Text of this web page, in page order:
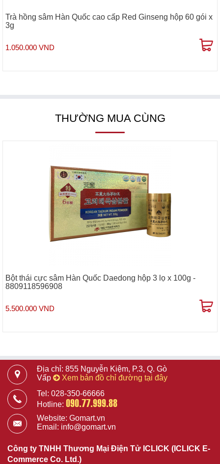
Trà hồng sâm Hàn Quốc cao cấp Red Ginseng hộp 60 gói x
3g
1.050.000 VND
THƯỜNG MUA CÙNG
Bột thái cực sâm Hàn Quốc Daedong hộp 3 lọ x 100g -
8809118596908
5.500.000 VND
Địa chỉ: 855 Nguyễn Kiệm, P.3, Q. Gò
Vấp
Xem bản đồ chỉ đường tại đây
Tel: 028-350-66666
Hotline: 090.77.999.88
Website: Gomart.vn
Email: info@gomart.vn
Công ty TNHH Thương Mại Điện Tử ICLICK (ICLICK E-
Commerce Co. Ltd.)